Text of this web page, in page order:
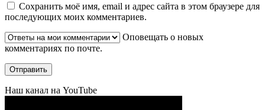
Сохранить моё имя, email и адрес сайта в этом браузере для
последующих моих комментариев.
Оповещать о новых
комментариях по почте.
Наш канал на YouTube